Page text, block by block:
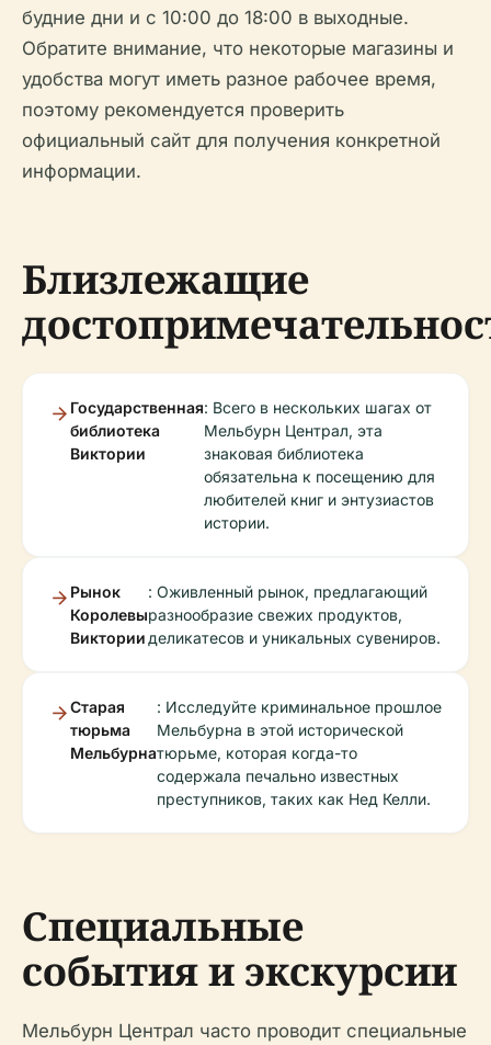
будние дни и с 10:00 до 18:00 в выходные.
Обратите внимание, что некоторые магазины и
удобства могут иметь разное рабочее время,
поэтому рекомендуется проверить
официальный сайт для получения конкретной
информации.
Близлежащие
Государственная
библиотека
Виктории
: Всего в нескольких шагах от
Мельбурн Централ, эта
знаковая библиотека
обязательна к посещению для
любителей книг и энтузиастов
истории.
Рынок
Королевы
Виктории
: Оживленный рынок, предлагающий
разнообразие свежих продуктов,
деликатесов и уникальных сувениров.
Старая
тюрьма
Мельбурна
: Исследуйте криминальное прошлое
Мельбурна в этой исторической
тюрьме, которая когда-то
содержала печально известных
преступников, таких как Нед Келли.
Специальные
события и экскурсии
Мельбурн Централ часто проводит специальные